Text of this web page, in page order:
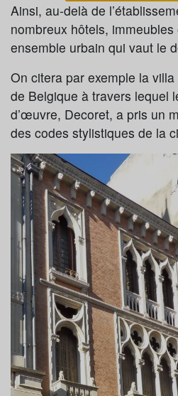
Ainsi, au-delà de
nombreux hôtels,
ensemble urbain qui vaut le
On citera par exemple la
de Belgique à travers lequel
d’œuvre, Decoret, a pris un
des codes stylistiques de la